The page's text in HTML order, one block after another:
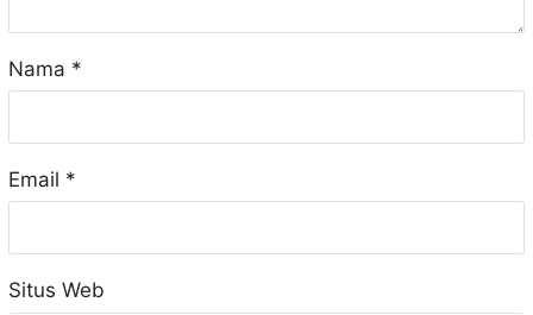
Nama *
Email *
Situs Web